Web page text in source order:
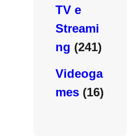
TV e
Streami
ng (241)
Videoga
mes (16)